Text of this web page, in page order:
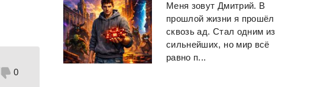
0
Меня зовут Дмитрий. В
прошлой жизни я прошёл
сквозь ад. Стал одним из
сильнейших, но мир всё
равно п...